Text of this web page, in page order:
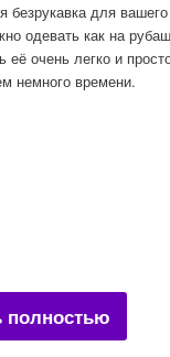
безрукавка для
одевать как на
её очень легко и
немного времени.
полностью